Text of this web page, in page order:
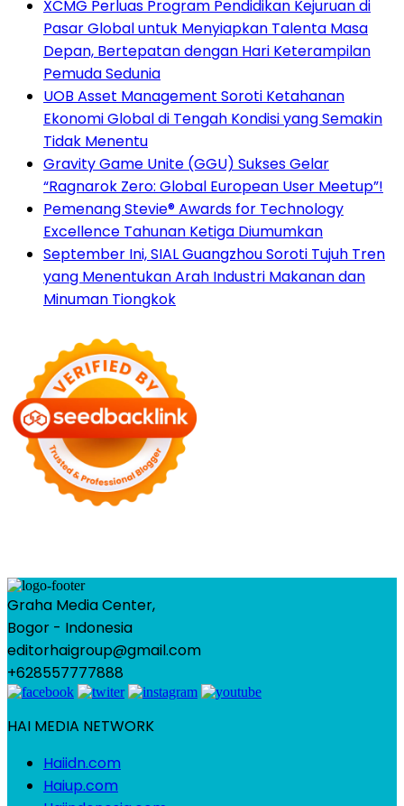
XCMG Perluas Program Pendidikan Kejuruan di
Pasar Global untuk Menyiapkan Talenta Masa
Depan, Bertepatan dengan Hari Keterampilan
Pemuda Sedunia
UOB Asset Management Soroti Ketahanan
Ekonomi Global di Tengah Kondisi yang Semakin
Tidak Menentu
Gravity Game Unite (GGU) Sukses Gelar
“Ragnarok Zero: Global European User Meetup”!
Pemenang Stevie® Awards for Technology
Excellence Tahunan Ketiga Diumumkan
September Ini, SIAL Guangzhou Soroti Tujuh Tren
yang Menentukan Arah Industri Makanan dan
Minuman Tiongkok
Graha Media Center,
Bogor - Indonesia
editorhaigroup@gmail.com
+628557777888
HAI MEDIA NETWORK
Haiidn.com
Haiup.com